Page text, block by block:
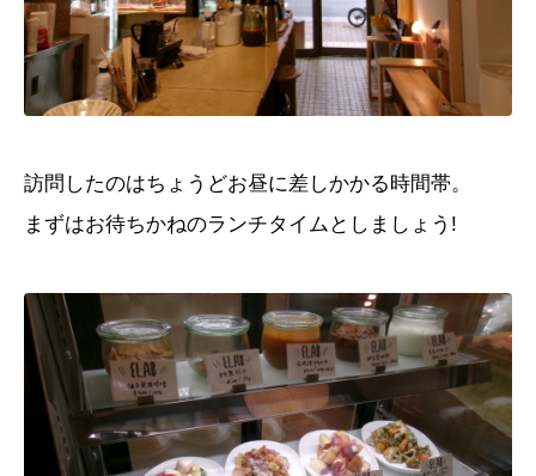
訪問したのはちょうどお昼に差しかかる時間帯。
まずはお待ちかねのランチタイムとしましょう!